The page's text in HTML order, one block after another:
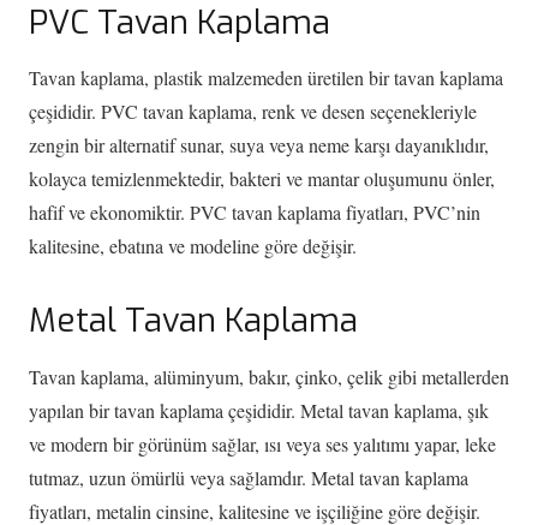
PVC Tavan Kaplama
Tavan kaplama, plastik malzemeden üretilen bir tavan kaplama
çeşididir. PVC tavan kaplama, renk ve desen seçenekleriyle
zengin bir alternatif sunar, suya veya neme karşı dayanıklıdır,
kolayca temizlenmektedir, bakteri ve mantar oluşumunu önler,
hafif ve ekonomiktir. PVC tavan kaplama fiyatları, PVC’nin
kalitesine, ebatına ve modeline göre değişir.
Metal Tavan Kaplama
Tavan kaplama, alüminyum, bakır, çinko, çelik gibi metallerden
yapılan bir tavan kaplama çeşididir. Metal tavan kaplama, şık
ve modern bir görünüm sağlar, ısı veya ses yalıtımı yapar, leke
tutmaz, uzun ömürlü veya sağlamdır. Metal tavan kaplama
fiyatları, metalin cinsine, kalitesine ve işçiliğine göre değişir.